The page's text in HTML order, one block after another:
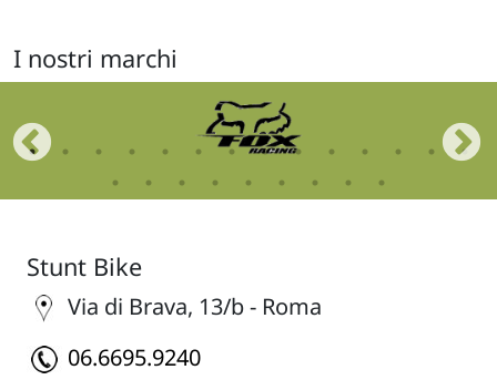
I nostri marchi
Stunt Bike
Via di Brava, 13/b - Roma
06.6695.9240